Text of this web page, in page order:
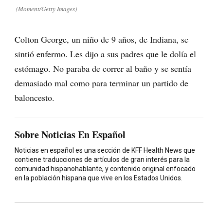
(Moment/Getty Images)
Colton George, un niño de 9 años, de Indiana, se
sintió enfermo. Les dijo a sus padres que le dolía el
estómago. No paraba de correr al baño y se sentía
demasiado mal como para terminar un partido de
baloncesto.
Sobre Noticias En Español
Noticias en español es una sección de KFF Health News que
contiene traducciones de artículos de gran interés para la
comunidad hispanohablante, y contenido original enfocado
en la población hispana que vive en los Estados Unidos.